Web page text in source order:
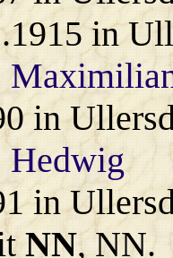
in
in
Hedwig
in
NN, NN.